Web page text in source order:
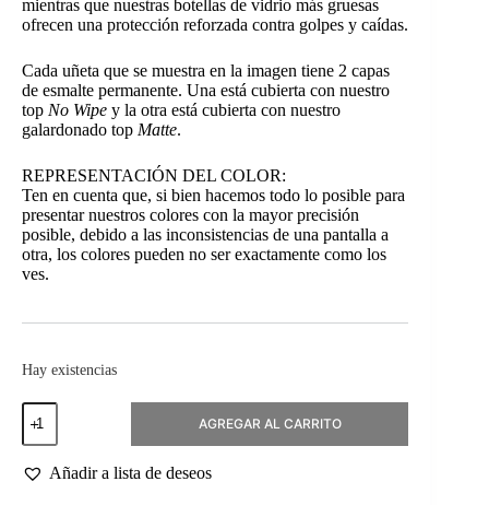
mientras que nuestras botellas de vidrio más gruesas
ofrecen una protección reforzada contra golpes y caídas.
Cada uñeta que se muestra en la imagen tiene 2 capas
de esmalte permanente. Una está cubierta con nuestro
top No Wipe y la otra está cubierta con nuestro
galardonado top Matte.
REPRESENTACIÓN DEL COLOR:
Ten en cuenta que, si bien hacemos todo lo posible para
presentar nuestros colores con la mayor precisión
posible, debido a las inconsistencias de una pantalla a
otra, los colores pueden no ser exactamente como los
ves.
Hay existencias
Esmalte
Permanente
#182
Nebula
cantidad
AGREGAR AL CARRITO
Añadir a lista de deseos